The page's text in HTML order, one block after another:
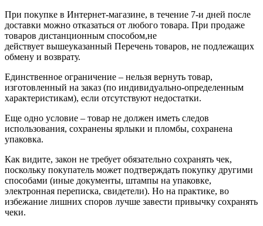
При покупке в Интернет-магазине, в течение 7-и дней после
доставки можно отказаться от любого товара. При продаже
товаров дистанционным способом,не
действует вышеуказанный Перечень товаров, не подлежащих
обмену и возврату.
Единственное ограничение – нельзя вернуть товар,
изготовленный на заказ (по индивидуально-определенным
характеристикам), если отсутствуют недостатки.
Еще одно условие – товар не должен иметь следов
использования, сохранены ярлыки и пломбы, сохранена
упаковка.
Как видите, закон не требует обязательно сохранять чек,
поскольку покупатель может подтверждать покупку другими
способами (иные документы, штампы на упаковке,
электронная переписка, свидетели). Но на практике, во
избежание лишних споров лучше завести привычку сохранять
чеки.